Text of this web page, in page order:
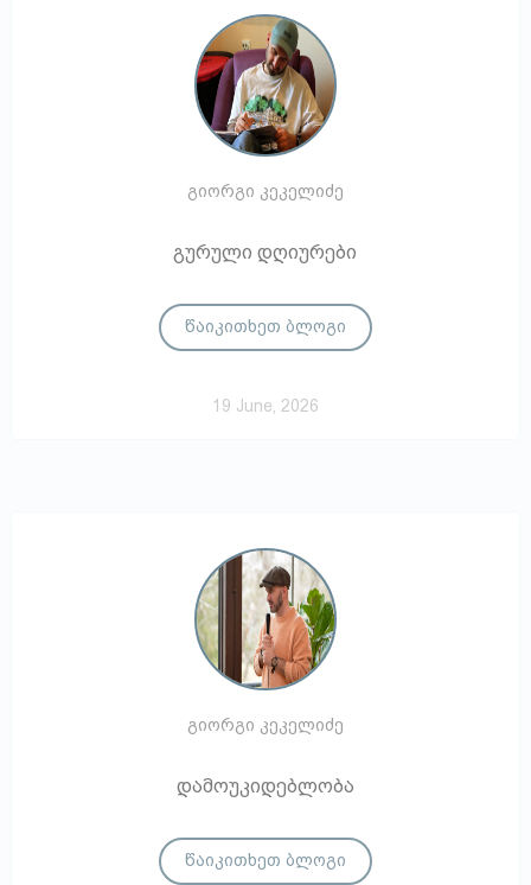
გიორგი კეკელიძე
გურული დღიურები
წაიკითხეთ ბლოგი
19 June, 2026
გიორგი კეკელიძე
დამოუკიდებლობა
წაიკითხეთ ბლოგი